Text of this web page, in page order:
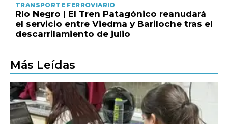
TRANSPORTE FERROVIARIO
Río Negro | El Tren Patagónico reanudará
el servicio entre Viedma y Bariloche tras el
descarrilamiento de julio
Más Leídas